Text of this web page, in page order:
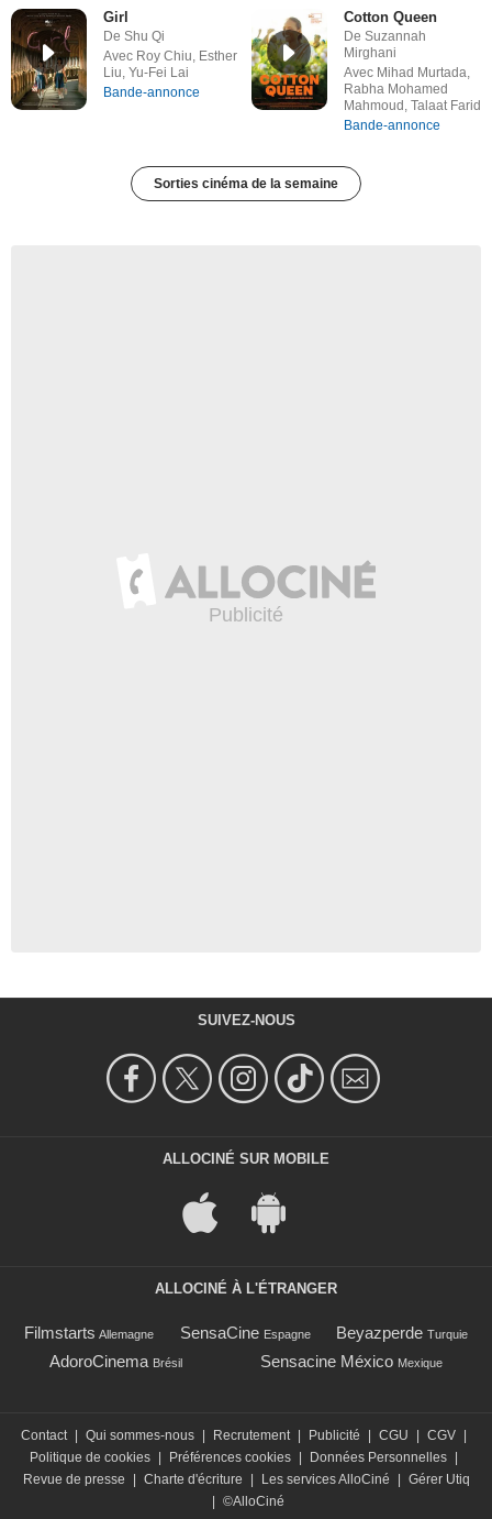
Girl
De Shu Qi
Avec Roy Chiu, Esther
Liu, Yu-Fei Lai
Bande-annonce
Cotton Queen
De Suzannah
Mirghani
Avec Mihad Murtada,
Rabha Mohamed
Mahmoud, Talaat Farid
Bande-annonce
Sorties cinéma de la semaine
SUIVEZ-NOUS
ALLOCINÉ SUR MOBILE
ALLOCINÉ À L'ÉTRANGER
Filmstarts Allemagne SensaCine Espagne Beyazperde Turquie
AdoroCinema Brésil Sensacine México Mexique
Contact Qui sommes-nous Recrutement Publicité CGU CGV
Politique de cookies
Préférences cookies Données Personnelles
Revue de presse
Charte d'écriture Les services AlloCiné
Gérer Utiq
©AlloCiné